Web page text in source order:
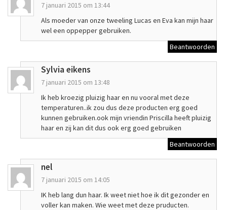
7 januari 2015 om 13:44
Als moeder van onze tweeling Lucas en Eva kan mijn haar
wel een oppepper gebruiken.
Beantwoorden
Sylvia eikens
7 januari 2015 om 13:48
Ik heb kroezig pluizig haar en nu vooral met deze
temperaturen..ik zou dus deze producten erg goed
kunnen gebruiken.ook mijn vriendin Priscilla heeft pluizig
haar en zij kan dit dus ook erg goed gebruiken
Beantwoorden
nel
7 januari 2015 om 14:05
IK heb lang dun haar. Ik weet niet hoe ik dit gezonder en
voller kan maken. Wie weet met deze pruducten.